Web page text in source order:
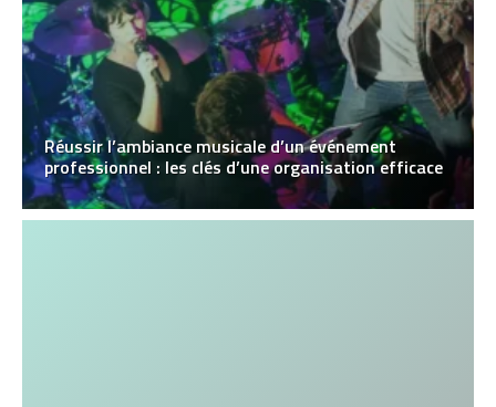
Réussir l’ambiance musicale d’un événement
professionnel : les clés d’une organisation efficace